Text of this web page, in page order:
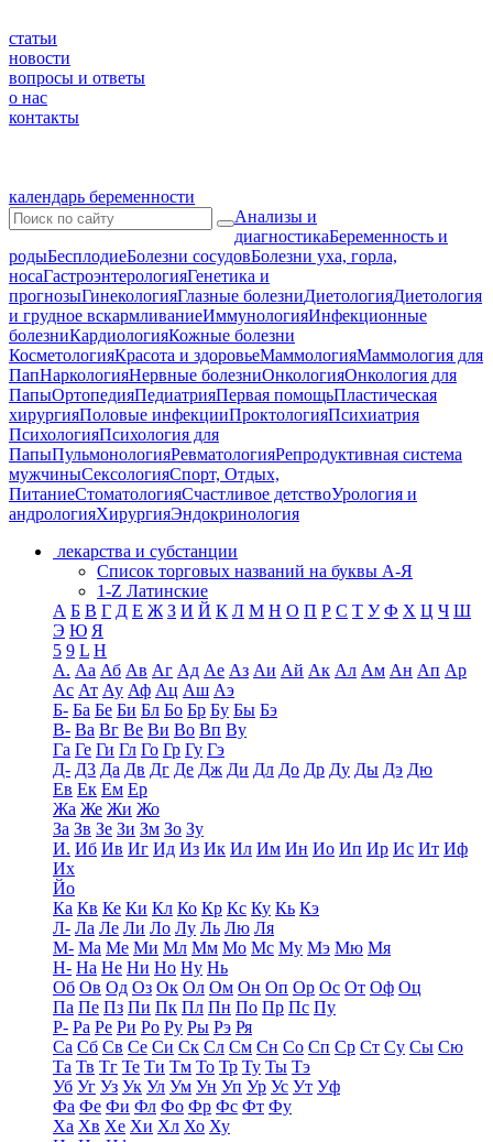
статьи
новости
вопросы и ответы
о нас
контакты
календарь беременности
Анализы и
диагностикаБеременность и
родыБесплодиеБолезни сосудовБолезни уха, горла,
носаГастроэнтерологияГенетика и
прогнозыГинекологияГлазные болезниДиетологияДиетология
и грудное вскармливаниеИммунологияИнфекционные
болезниКардиологияКожные болезни
КосметологияКрасота и здоровьеМаммологияМаммология для
ПапНаркологияНервные болезниОнкологияОнкология для
ПапыОртопедияПедиатрияПервая помощьПластическая
хирургияПоловые инфекцииПроктологияПсихиатрия
ПсихологияПсихология для
ПапыПульмонологияРевматологияРепродуктивная система
мужчиныСексологияСпорт, Отдых,
ПитаниеСтоматологияСчастливое детствоУрология и
андрологияХирургияЭндокринология
лекарства и субстанции
Список торговых названий на буквы А-Я
1-Z Латинские
А Б В Г Д Е Ж З И Й К Л М Н О П Р С Т У Ф Х Ц Ч Ш
Э Ю Я
5 9 L H
А. Аа Аб Ав Аг Ад Ае Аз Аи Ай Ак Ал Ам Ан Ап Ар
Ас Ат Ау Аф Ац Аш Аэ
Б- Ба Бе Би Бл Бо Бр Бу Бы Бэ
В- Ва Вг Ве Ви Во Вп Ву
Га Ге Ги Гл Го Гр Гу Гэ
Д- Д3 Да Дв Дг Де Дж Ди Дл До Др Ду Ды Дэ Дю
Ев Ек Ем Ер
Жа Же Жи Жо
За Зв Зе Зи Зм Зо Зу
И. Иб Ив Иг Ид Из Ик Ил Им Ин Ио Ип Ир Ис Ит Иф
Их
Йо
Ка Кв Ке Ки Кл Ко Кр Кс Ку Кь Кэ
Л- Ла Ле Ли Ло Лу Ль Лю Ля
М- Ма Ме Ми Мл Мм Мо Мс Му Мэ Мю Мя
Н- На Не Ни Но Ну Нь
Об Ов Од Оз Ок Ол Ом Он Оп Ор Ос От Оф Оц
Па Пе Пз Пи Пк Пл Пн По Пр Пс Пу
Р- Ра Ре Ри Ро Ру Ры Рэ Ря
Са Сб Св Се Си Ск Сл См Сн Со Сп Ср Ст Су Сы Сю
Та Тв Тг Те Ти Тм То Тр Ту Ты Тэ
Уб Уг Уз Ук Ул Ум Ун Уп Ур Ус Ут Уф
Фа Фе Фи Фл Фо Фр Фс Фт Фу
Ха Хв Хе Хи Хл Хо Ху